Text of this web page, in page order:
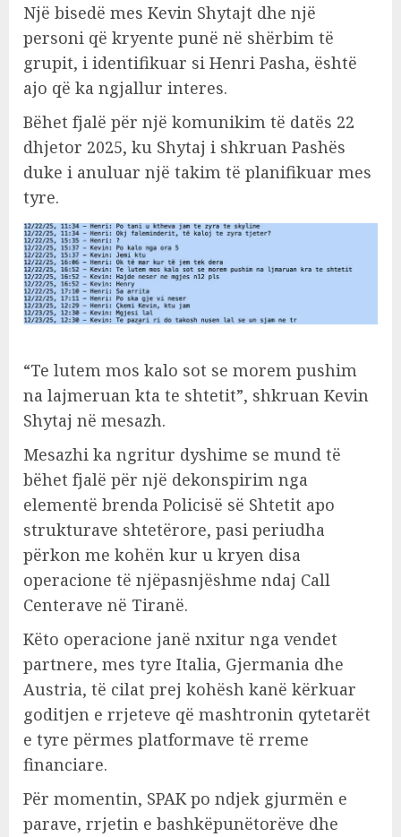
Një bisedë mes Kevin Shytajt dhe një
personi që kryente punë në shërbim të
grupit, i identifikuar si Henri Pasha, është
ajo që ka ngjallur interes.
Bëhet fjalë për një komunikim të datës 22
dhjetor 2025, ku Shytaj i shkruan Pashës
duke i anuluar një takim të planifikuar mes
tyre.
“Te lutem mos kalo sot se morem pushim
na lajmeruan kta te shtetit”, shkruan Kevin
Shytaj në mesazh.
Mesazhi ka ngritur dyshime se mund të
bëhet fjalë për një dekonspirim nga
elementë brenda Policisë së Shtetit apo
strukturave shtetërore, pasi periudha
përkon me kohën kur u kryen disa
operacione të njëpasnjëshme ndaj Call
Centerave në Tiranë.
Këto operacione janë nxitur nga vendet
partnere, mes tyre Italia, Gjermania dhe
Austria, të cilat prej kohësh kanë kërkuar
goditjen e rrjeteve që mashtronin qytetarët
e tyre përmes platformave të rreme
financiare.
Për momentin, SPAK po ndjek gjurmën e
parave, rrjetin e bashkëpunëtorëve dhe